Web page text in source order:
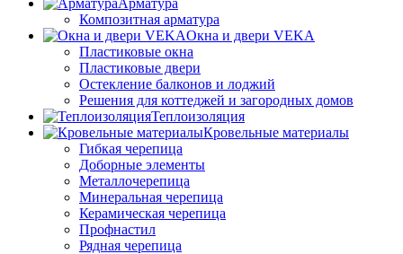
Композитная арматура
Окна и двери VEKA
Пластиковые окна
Пластиковые двери
Остекление балконов и лоджий
Решения для коттеджей и загородных домов
Теплоизоляция
Кровельные материалы
Гибкая черепица
Доборные элементы
Металлочерепица
Минеральная черепица
Керамическая черепица
Профнастил
Рядная черепица